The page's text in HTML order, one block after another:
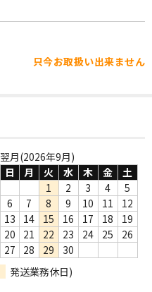
只今お取扱い出来ません
翌月(2026年9月)
日
月 火 水 木 金
土
1
2 3 4
5
6
7 8 9 10 11
12
13
14 15 16 17 18
19
20
21 22 23 24 25
26
27
28 29
30
発送業務休日)